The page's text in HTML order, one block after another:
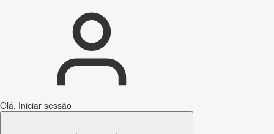
Olá, Iniciar sessão